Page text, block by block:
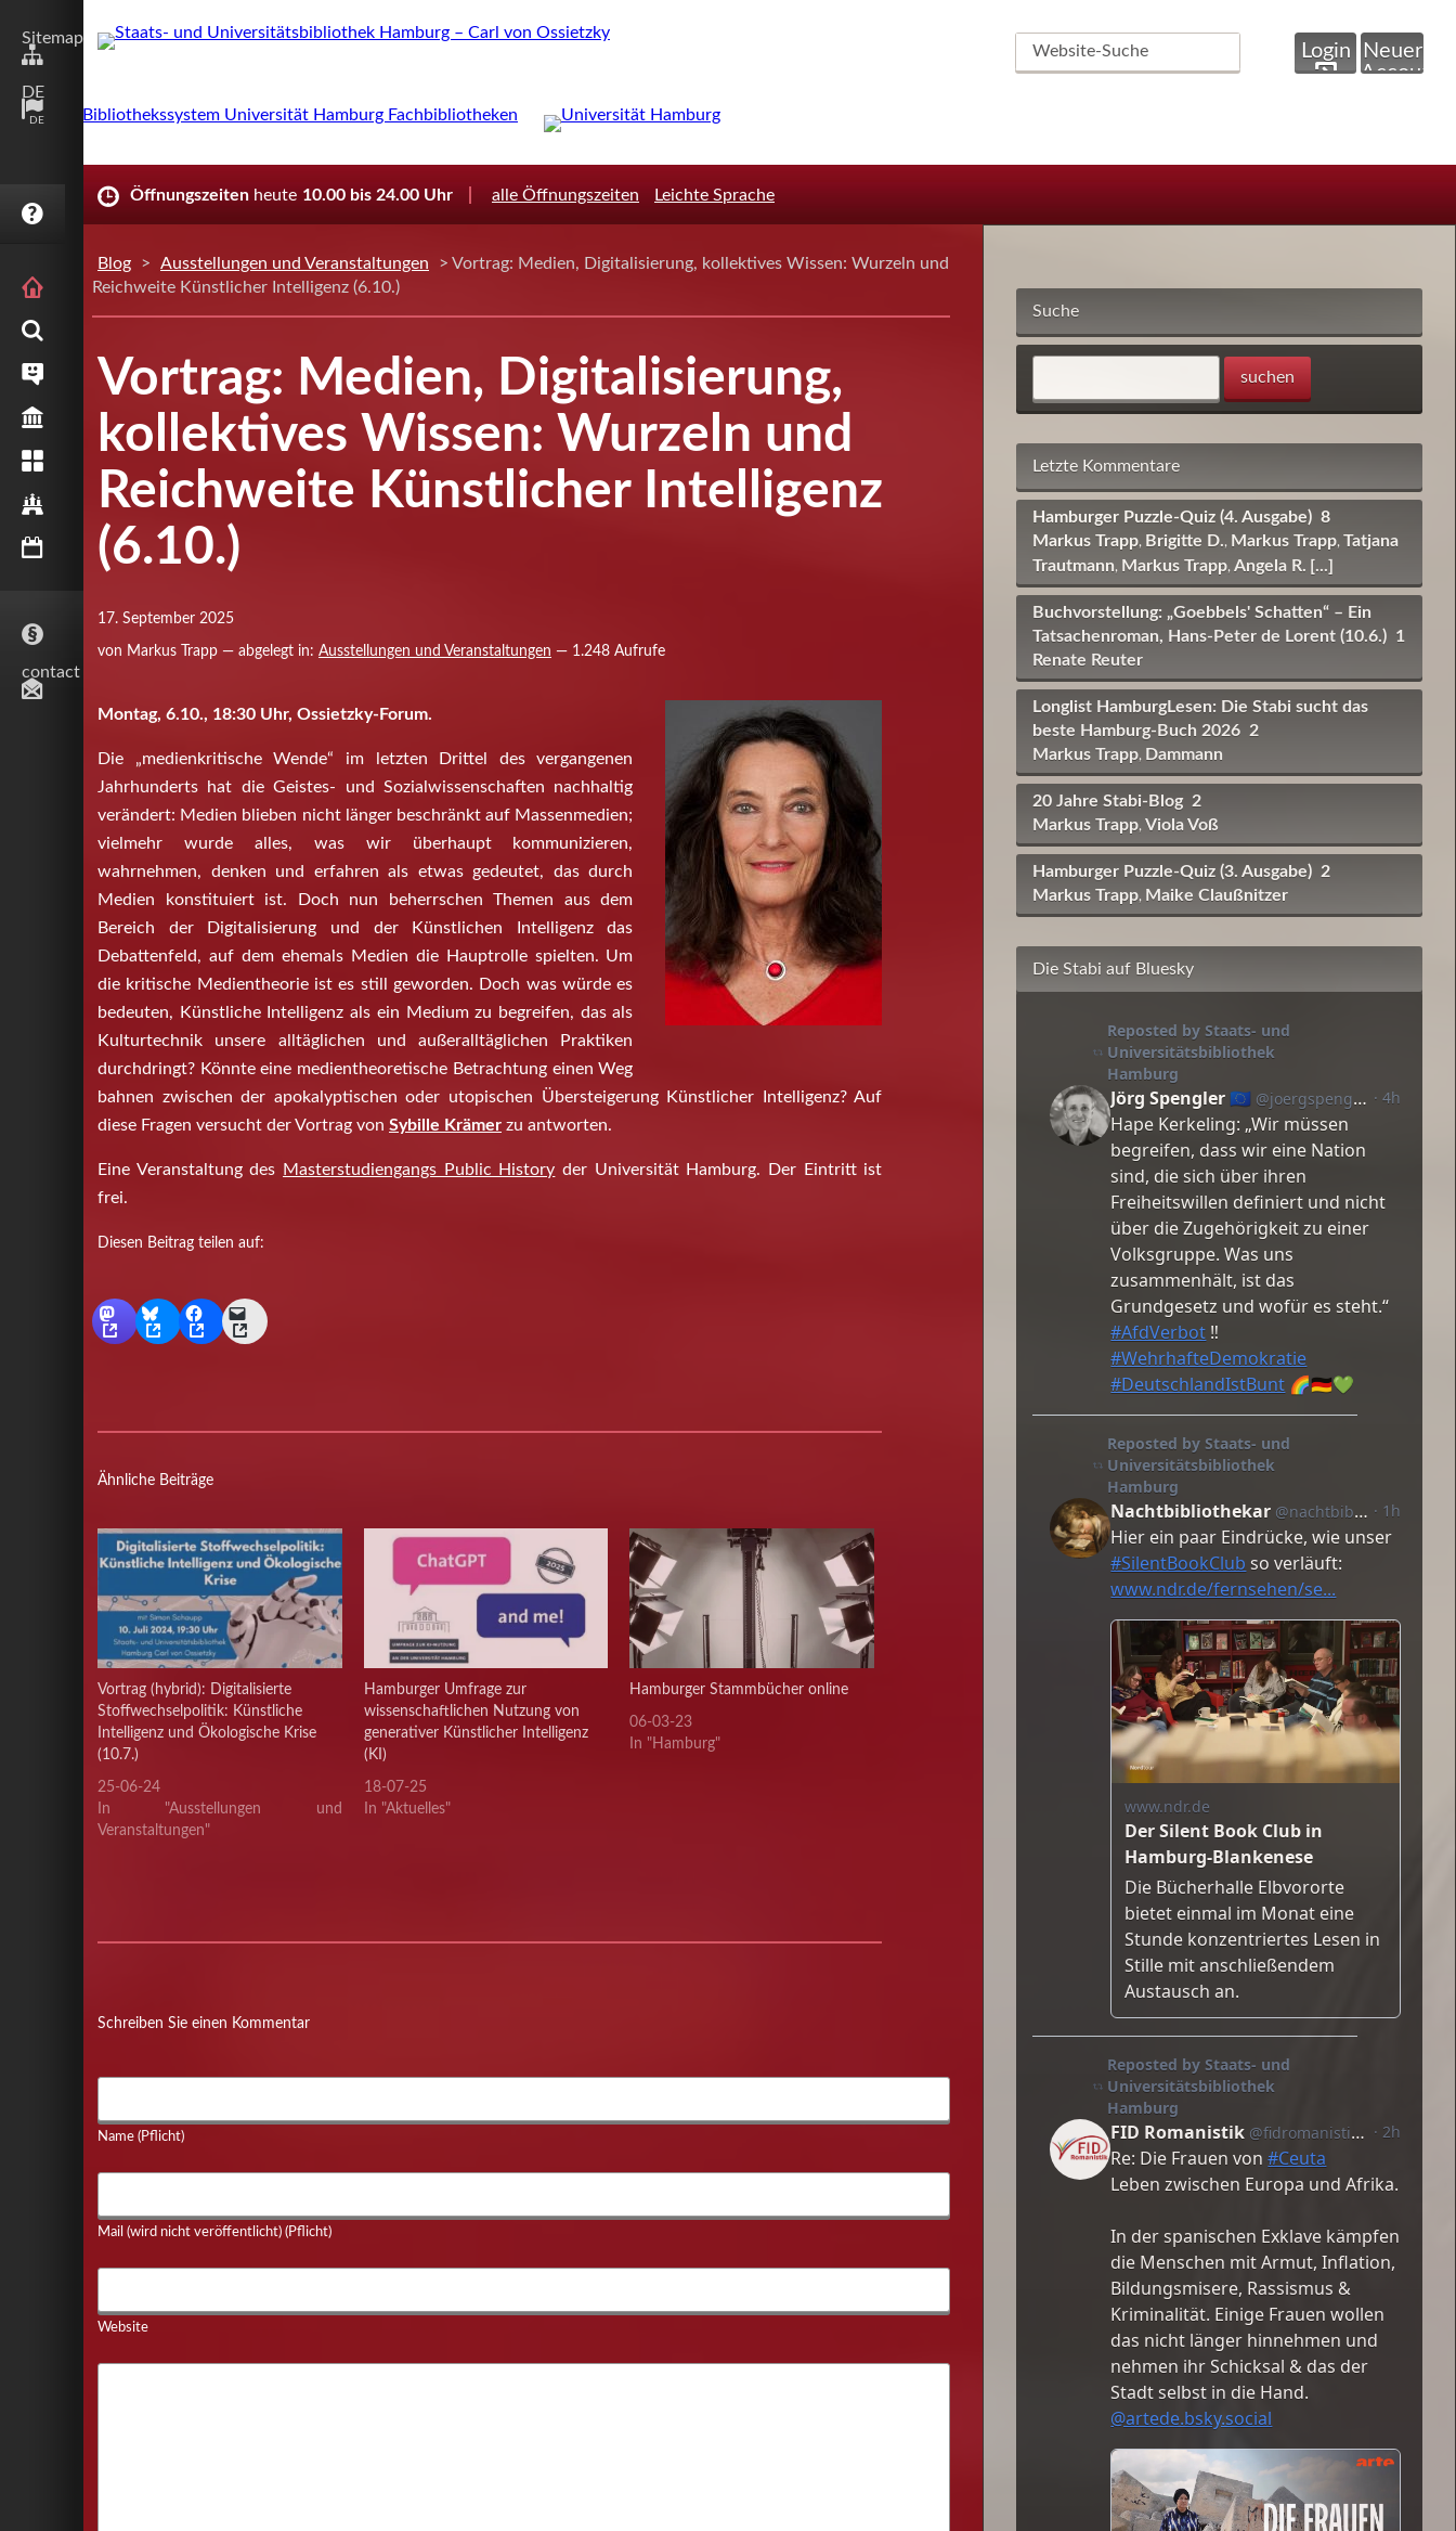
Sitemap
DE
DE
STARTSEITE
SERVICE
BIBLIOTHEK
HAMBURG
AKTUELLES
contact
Website-
Suche
Login
Neuer
Account
Öffnungszeiten heute 10.00 bis 24.00 Uhr alle Öffnungszeiten Leichte Sprache
Blog > Ausstellungen und Veranstaltungen
> Vortrag: Medien, Digitalisierung, kollektives Wissen: Wurzeln und
Reichweite Künstlicher Intelligenz (6.10.)
Vortrag: Medien, Digitalisierung,
kollektives Wissen: Wurzeln und
Reichweite Künstlicher Intelligenz
(6.10.)
17. September 2025
von Markus Trapp — abgelegt in: Ausstellungen und Veranstaltungen — 1.248 Aufrufe
Montag, 6.10., 18:30 Uhr, Ossietzky-Forum.
Die „medienkritische Wende“ im letzten Drittel des vergangenen
Jahrhunderts hat die Geistes- und Sozialwissenschaften nachhaltig
verändert: Medien blieben nicht länger beschränkt auf Massenmedien;
vielmehr wurde alles, was wir überhaupt kommunizieren,
wahrnehmen, denken und erfahren als etwas gedeutet, das durch
Medien konstituiert ist. Doch nun beherrschen Themen aus dem
Bereich der Digitalisierung und der Künstlichen Intelligenz das
Debattenfeld, auf dem ehemals Medien die Hauptrolle spielten. Um
die kritische Medientheorie ist es still geworden. Doch was würde es
bedeuten, Künstliche Intelligenz als ein Medium zu begreifen, das als
Kulturtechnik unsere alltäglichen und außeralltäglichen Praktiken
durchdringt? Könnte eine medientheoretische Betrachtung einen Weg
bahnen zwischen der apokalyptischen oder utopischen Übersteigerung Künstlicher Intelligenz? Auf
diese Fragen versucht der Vortrag von Sybille Krämer zu antworten.
Eine Veranstaltung des Masterstudiengangs Public History der Universität Hamburg. Der Eintritt ist
frei.
Diesen Beitrag teilen auf:
Ähnliche Beiträge
Vortrag (hybrid): Digitalisierte
Stoffwechselpolitik: Künstliche
Intelligenz und Ökologische Krise
(10.7.)
25-06-24
In "Ausstellungen und
Veranstaltungen"
Hamburger Umfrage zur
wissenschaftlichen Nutzung von
generativer Künstlicher Intelligenz
(KI)
18-07-25
In "Aktuelles"
Hamburger Stammbücher online
06-03-23
In "Hamburg"
Schreiben Sie einen Kommentar
Name (Pflicht)
Mail (wird nicht veröffentlicht) (Pflicht)
Website
Suche
Letzte Kommentare
Hamburger Puzzle-Quiz (4. Ausgabe) 8
Markus Trapp, Brigitte D., Markus Trapp, Tatjana
Trautmann, Markus Trapp,Angela R. [...]
Buchvorstellung: „Goebbels' Schatten“ – Ein
Tatsachenroman, Hans-Peter de Lorent (10.6.) 1
Renate Reuter
Longlist HamburgLesen: Die Stabi sucht das
beste Hamburg-Buch 2026 2
Markus Trapp, Dammann
20 Jahre Stabi-Blog 2
Markus Trapp, Viola Voß
Hamburger Puzzle-Quiz (3. Ausgabe) 2
Markus Trapp, Maike Claußnitzer
Die Stabi auf Bluesky